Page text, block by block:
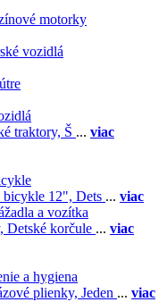
motorky
vozidlá
traktory, Š ... viac
bicykle 12", Dets ... viac
a vozítka
Detské korčule ... viac
a hygiena
plienky, Jeden ... viac